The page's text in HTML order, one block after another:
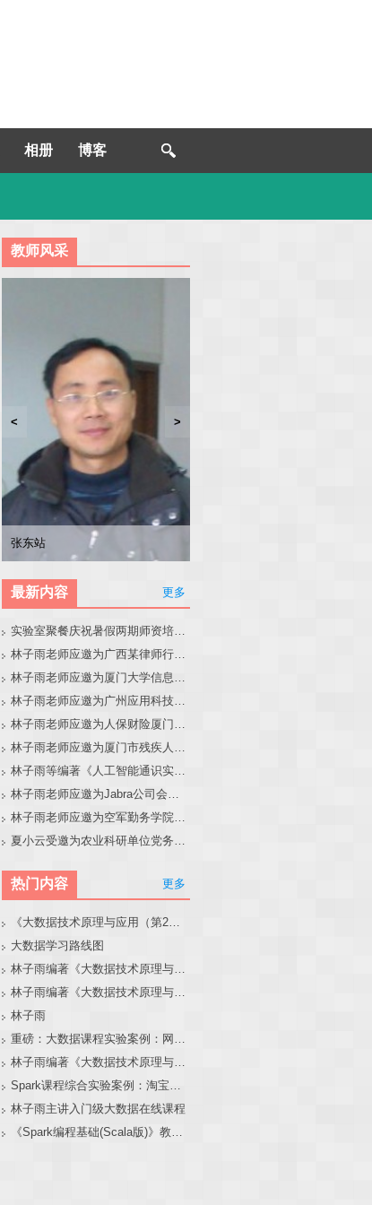
相册 博客
教师风采
林子雨
张东站
林文水
冯少荣
< >
最新内容 更多
实验室聚餐庆祝暑假两期师资培训班圆满结束
林子雨老师应邀为广西某律师行业培训班做大模型和智能体讲座
林子雨老师应邀为广州应用科技学院做大模型和智能体讲座
林子雨等编著《人工智能通识实践教程》教材官网
热门内容 更多
《大数据技术原理与应用（第2版）》教材官网
大数据学习路线图
林子雨编著《大数据技术原理与应用（第3版）》教材官网
林子雨编著《大数据技术原理与应用》教材配套大数据软件安装和编程实践指南
林子雨
林子雨编著《大数据技术原理与应用（第3版）》教材配套大数据软件安装和编程实践指南
林子雨主讲入门级大数据在线课程
《Spark编程基础(Scala版)》教材官网